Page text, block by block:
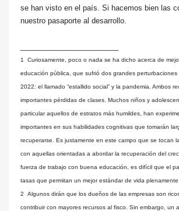
se han visto en el país. Si hacemos bien las
nuestro pasaporte al desarrollo.
1 Curiosamente, poco o nada se ha dicho acerca de
educación pública, que sufrió dos grandes
2022: el llamado “estallido social” y la pandemia. Ambos
importantes pérdidas de clases. Muchos niños y
particular aquellos de estratos más humildes, han
importantes en sus habilidades cognitivas que tomarán
recuperarse. Es justamente en este campo que se tocan
con aquellas orientadas a abordar la recuperación del
fuerza de trabajo con buena educación, es difícil que el
tasas que permitan un mejor estándar de vida plenamente
2 Algunos dirán que los dueños de las empresas son
contribuir con mayores recursos al fisco. Sin embargo, un